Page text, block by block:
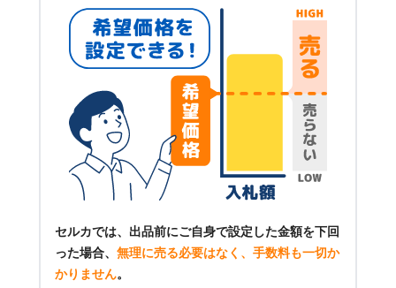
セルカでは、出品前にご自身で設定した金額を下回
った場合、 無理に売る必要はなく、手数料も一切か
かりません。